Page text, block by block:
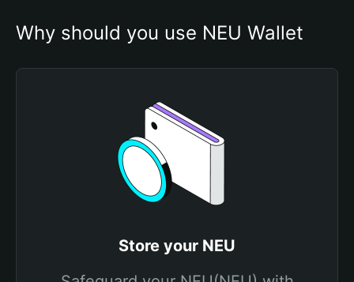
Why should you use NEU Wallet
Store your NEU